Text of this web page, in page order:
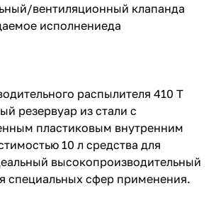
вентиляционный клапанда
исполнениеда
распылителя 410 T
резервуар из стали с
пластиковым внутренним
10 л средства для
высокопроизводительный
специальных сфер применения.